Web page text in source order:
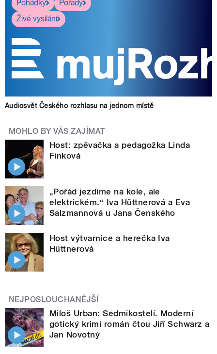
Pohádky
Pořady
Živé vysílání
Audiosvět Českého rozhlasu na jednom místě
MOHLO BY VÁS ZAJÍMAT
Host: zpěvačka a pedagožka Linda
Finková
„Pořád jezdíme na kole, ale
elektrickém.“ Iva Hüttnerová a Eva
Salzmannová u Jana Čenského
Host výtvarnice a herečka Iva
Hüttnerová
NEJPOSLOUCHANĚJŠÍ
Miloš Urban: Sedmikostelí. Moderní
gotický krimi román čtou Jiří Schwarz a
Jan Novotný